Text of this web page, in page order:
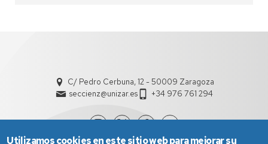
C/ Pedro Cerbuna, 12 - 50009 Zaragoza
seccienz@unizar.es
+34 976 761 294
Utilizamos cookies en este sitio web para mejorar su